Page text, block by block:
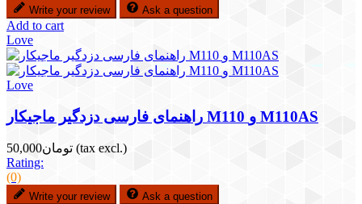
Write your review Ask a question
Add to cart
Love
Love
راهنمای فارسی دزدگیر ماجیکار M110 و M110AS
تومان50,000 (tax excl.)
Rating:
(0)
Write your review Ask a question